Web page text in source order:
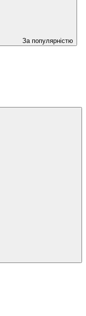
За популярністю